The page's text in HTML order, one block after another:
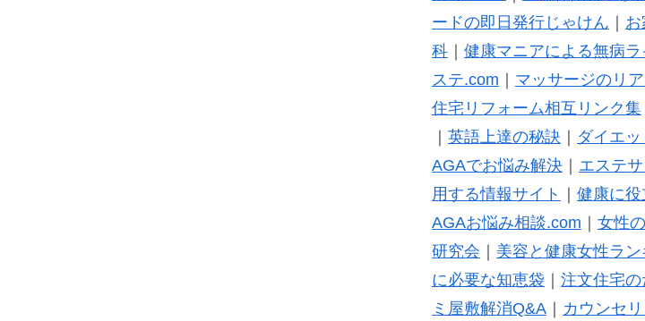
ードの即日発行じゃけん
科｜ 健康マニアによる無病ラ
ステ.com
マッサージのリ
住宅リフォーム相互リンク集
英語上達の秘訣 ダイエ
AGAでお悩み解決｜ エステ
用する情報サイト
健康に
AGAお悩み相談.com
女性
研究会
美容と健康女性ラ
に必要な知恵袋
注文住宅
ミ屋敷解消Q&A｜ カウンセ